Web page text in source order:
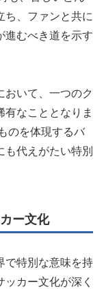
ち、ファンと共に
進むべき道を示す
おいて、一つのク
なこととなりま
のを体現するバ
も代えがたい特別
ー文化
で特別な意味を持
カー文化が深く